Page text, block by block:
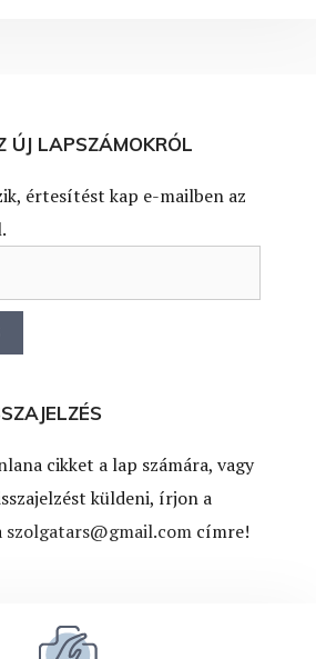
ÚJ LAPSZÁMOKRÓL
értesítést kap e-mailben az
cikket a lap számára, vagy
küldeni, írjon a
szolgatars@gmail.com címre!